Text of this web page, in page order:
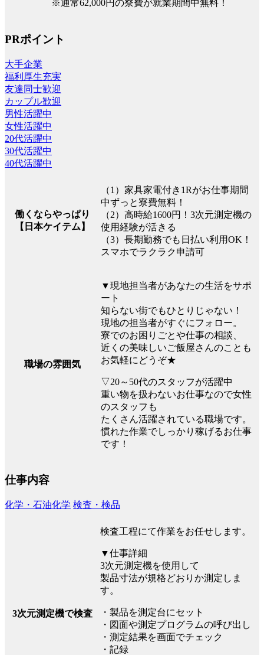
※通常62,000円の寮費が就業期間中無料！
PRポイント
大手企業
福利厚生充実
友達同士歓迎
カップル歓迎
男性活躍中
女性活躍中
20代活躍中
30代活躍中
40代活躍中
働くならやっぱり
【日本ケイテム】
（1）家具家電付き1Rがお仕事期間
中ずっと寮費無料！
（2）高時給1600円！3次元測定機の
使用経験が活きる
（3）長期勤務でも日払い利用OK！
スマホでラクラク申請可
職場の雰囲気
▼現地担当者があなたの生活をサポ
ート
知らない街でもひとりじゃない！
現地の担当者がすぐにフォロー。
寮でのお困りごとや仕事の相談、
近くの美味しいご飯屋さんのことも
お気軽にどうぞ★
▽20～50代のスタッフが活躍中
重い物を扱わないお仕事なので女性
のスタッフも
たくさん活躍されている職場です。
慣れた作業でしっかり稼げるお仕事
です！
仕事内容
化学・石油化学 検査・検品
3次元測定機で検査
検査工程にて作業をお任せします。
▼仕事詳細
3次元測定機を使用して
製品寸法が規格どおりか測定しま
す。
・製品を測定台にセット
・図面や測定プログラムの呼び出し
・測定結果を画面でチェック
・記録